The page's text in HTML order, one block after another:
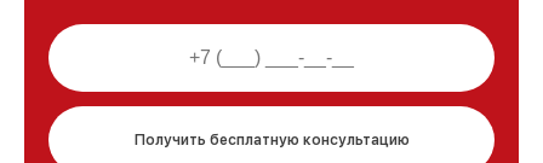
Получить бесплатную консультацию